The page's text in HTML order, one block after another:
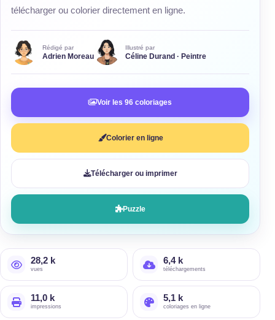
télécharger ou colorier directement en ligne.
Rédigé par
Adrien Moreau
Illustré par
Céline Durand · Peintre
Voir les 96 coloriages
Colorier en ligne
Télécharger ou imprimer
Puzzle
28,2 k
vues
6,4 k
téléchargements
11,0 k
impressions
5,1 k
coloriages en ligne